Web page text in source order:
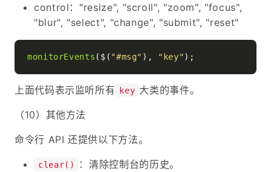
control："resize", "scroll", "zoom", "focus",
"blur", "select", "change", "submit", "reset"
monitorEvents ($( "#msg" ), "key"
上面代码表示监听所有 key 大类的事件。
（10）其他方法
命令行 API 还提供以下方法。
clear() ：清除控制台的历史。